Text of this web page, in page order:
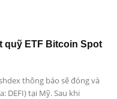
quỹ ETF Bitcoin Spot
thông báo sẽ đóng và
DEFI) tại Mỹ. Sau khi